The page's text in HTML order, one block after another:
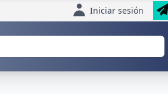
Iniciar sesión